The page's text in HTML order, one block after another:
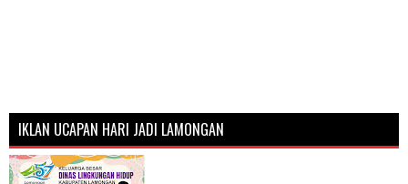
IKLAN UCAPAN HARI JADI LAMONGAN